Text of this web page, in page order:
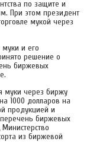
по защите и
При этом президент
мукой через
и его
решение о
биржевых
муки через биржу
1000 долларов на
продукцией и
биржевых
из биржевой